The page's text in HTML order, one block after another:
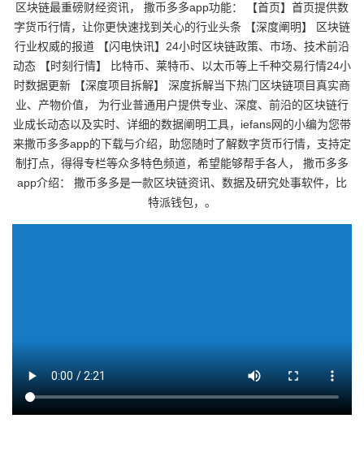
区块链最重磅财经资讯， 撒币多多app功能： 【首页】首页提供数
字货币行情，让你更快速找到关心的行业头条 【深度阐明】 区块链
行业权威的报道 【闪电快讯】24小时区块链政策、市场、技术前沿
动态 【时刻行情】 比特币、莱特币、以太币等上千种交易行情24小
时数据更新 【深度项目拆解】 深度拆解当下热门区块链项目真实商
业、产物价值， 为行业普通用户提供专业、深度、前沿的区块链行
业成长动态以及实时、详细的数据阐明工具，iefans网的小编为您带
来撒币多多app的下载与介绍，助您随时了解数字货币行情，支持定
制打点，得得专栏等众多特色频道，希望能够帮手各人， 撒币多多
app介绍： 撒币多多是一款区块链资讯、数据及研究处事软件，比
特派钱包，。